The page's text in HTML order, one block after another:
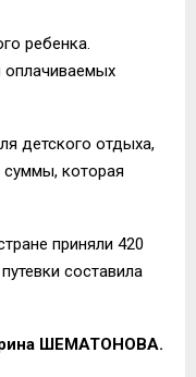
ребенка.
оплачиваемых
детского отдыха,
которая
приняли 420
составила
ШЕМАТОНОВА.